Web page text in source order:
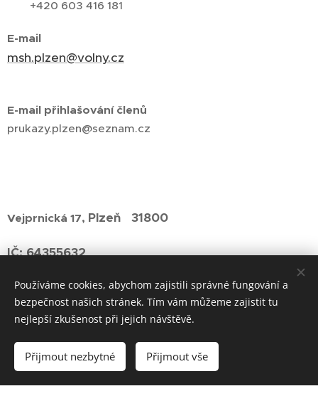
+420 603 416 181
E-mail
msh.plzen@volny.cz
E-mail přihlašování členů
prukazy.plzen@seznam.cz
Vejprnická 17, Plzeň 31800
IČ: 64355632
Používáme cookies, abychom zajistili správné fungování a
bezpečnost našich stránek. Tím vám můžeme zajistit tu
nejlepší zkušenost při jejich návštěvě.
Přijmout nezbytné Přijmout vše